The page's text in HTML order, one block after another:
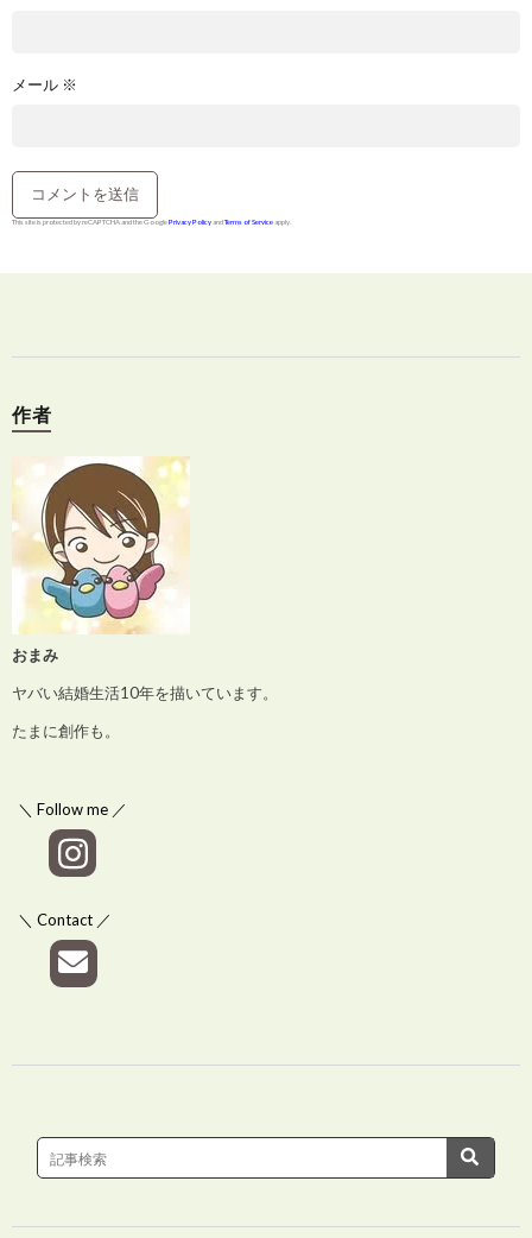
メール ※
This site is protected by reCAPTCHA and the GooglePrivacy Policy andTerms of Service apply.
作者
おまみ
ヤバい結婚生活10年を描いています。
たまに創作も。
＼ Follow me ／
＼ Contact ／